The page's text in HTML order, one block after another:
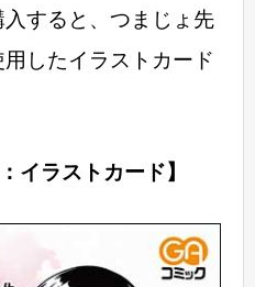
入すると、つまじょ先
したイラストカード
イラストカード】